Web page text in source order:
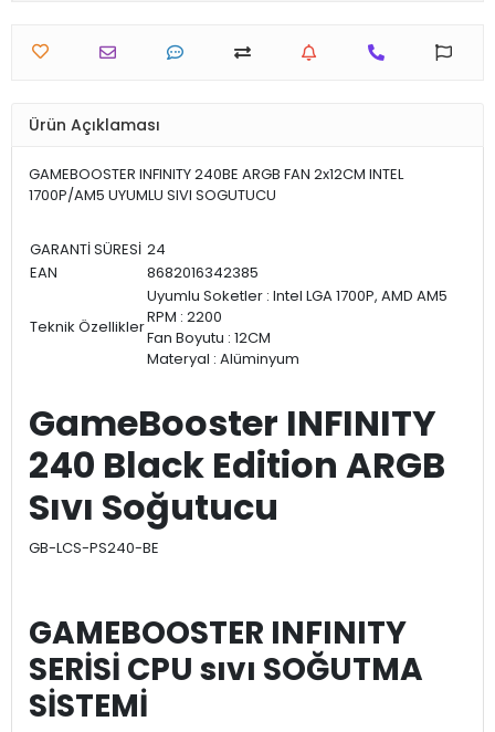
Ürün Açıklaması
GAMEBOOSTER INFINITY 240BE ARGB FAN 2x12CM INTEL
1700P/AM5 UYUMLU SIVI SOGUTUCU
GARANTİ SÜRESİ 24
EAN
8682016342385
Teknik Özellikler
Uyumlu Soketler : Intel LGA 1700P, AMD AM5
RPM : 2200
Fan Boyutu : 12CM
Materyal : Alüminyum
GameBooster INFINITY
240 Black Edition ARGB
Sıvı Soğutucu
GB-LCS-PS240-BE
GAMEBOOSTER INFINITY
SERİSİ CPU sıvı SOĞUTMA
SİSTEMİ